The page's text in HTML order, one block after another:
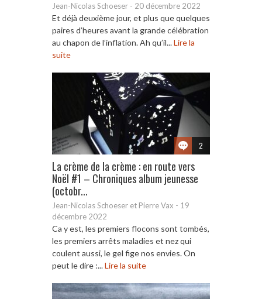
Jean-Nicolas Schoeser - 20 décembre 2022
Et déjà deuxième jour, et plus que quelques
paires d’heures avant la grande célébration
au chapon de l’inflation. Ah qu’il...Lire la
suite
2
La crème de la crème : en route vers
Noël #1 – Chroniques album jeunesse
(octobr...
Jean-Nicolas Schoeser et Pierre Vax - 19
décembre 2022
Ca y est, les premiers flocons sont tombés,
les premiers arrêts maladies et nez qui
coulent aussi, le gel fige nos envies. On
peut le dire :...Lire la suite